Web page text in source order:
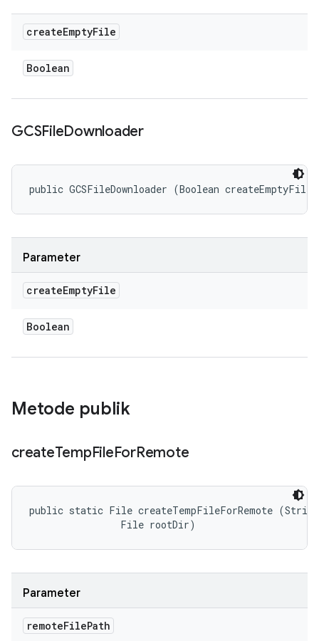
createEmptyFile
Boolean
GCSFileDownloader
public GCSFileDownloader (Boolean createEmptyFile)
Parameter
createEmptyFile
Boolean
Metode publik
createTempFileForRemote
public static File createTempFileForRemote
                File rootDir)
Parameter
remoteFilePath